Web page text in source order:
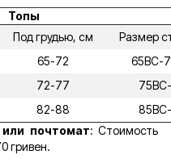
Топы
Под грудью, см
Размер
65-72
65ВС-
72-77
82-88
почтомат: Стоимость
гривен.